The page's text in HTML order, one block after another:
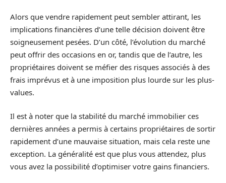
Alors que vendre rapidement peut sembler attirant, les
implications financières d’une telle décision doivent être
soigneusement pesées. D’un côté, l’évolution du marché
peut offrir des occasions en or, tandis que de l’autre, les
propriétaires doivent se méfier des risques associés à des
frais imprévus et à une imposition plus lourde sur les plus-
values.
Il est à noter que la stabilité du marché immobilier ces
dernières années a permis à certains propriétaires de sortir
rapidement d’une mauvaise situation, mais cela reste une
exception. La généralité est que plus vous attendez, plus
vous avez la possibilité d’optimiser votre gains financiers.